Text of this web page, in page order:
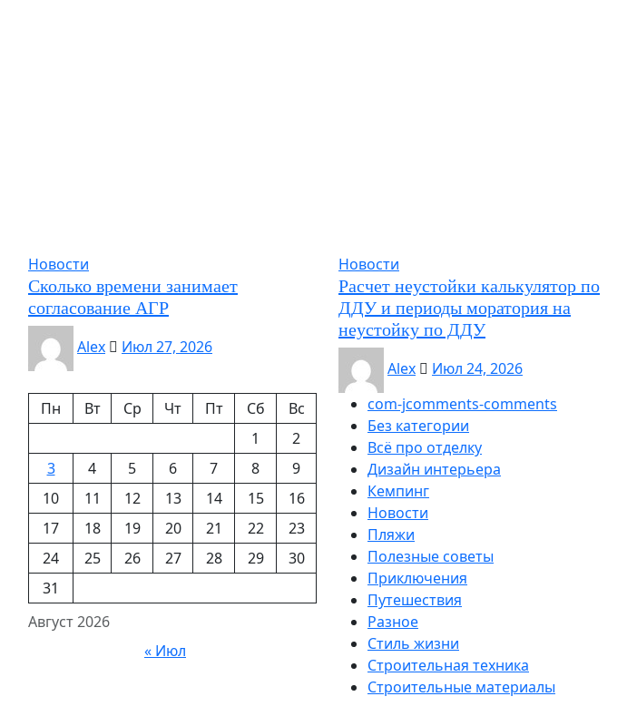
Новости
Сколько времени занимает
согласование АГР
Alex
Июл 27, 2026
Новости
Расчет неустойки калькулятор по
ДДУ и периоды моратория на
неустойку по ДДУ
Alex
Июл 24, 2026
Август 2026
Пн Вт Ср Чт Пт Сб
Вс
1
2
3
4 5 6 7 8
9
10
11 12 13 14 15
16
17
18 19 20 21 22
23
24
25 26 27 28 29
30
31
« Июл
com-jcomments-comments
Без категории
Всё про отделку
Дизайн интерьера
Кемпинг
Новости
Пляжи
Полезные советы
Приключения
Путешествия
Разное
Стиль жизни
Строительная техника
Строительные материалы